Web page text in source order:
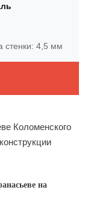
стенки: 4,5 мм
Коломенского
на